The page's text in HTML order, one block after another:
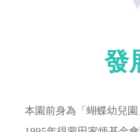
發
本園前身為「蝴蝶幼兒